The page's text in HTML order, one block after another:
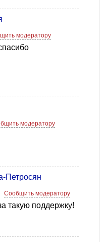
модератору
модератору
Петросян
Сообщить модератору
такую поддержку!